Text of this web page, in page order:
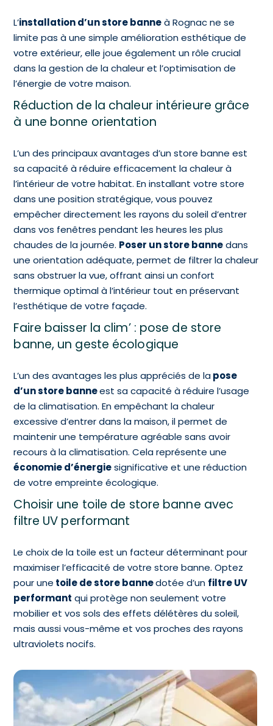
L’installation d’un store banneà Rognac ne se
limite pas à une simple amélioration esthétique de
votre extérieur, elle joue également un rôle crucial
dans la gestion de la chaleur et l’optimisation de
l’énergie de votre maison.
Réduction de la chaleur intérieure grâce
à une bonne orientation
L’un des principaux avantages d’un store banne est
sa capacité à réduire efficacement la chaleur à
l’intérieur de votre habitat. En installant votre store
dans une position stratégique, vous pouvez
empêcher directement les rayons du soleil d’entrer
dans vos fenêtres pendant les heures les plus
chaudes de la journée. Poser un store bannedans
une orientation adéquate, permet de filtrer la chaleur
sans obstruer la vue, offrant ainsi un confort
thermique optimal à l’intérieur tout en préservant
l’esthétique de votre façade.
Faire baisser la clim’ : pose de store
banne, un geste écologique
L’un des avantages les plus appréciés de lapose
d’un store banneest sa capacité à réduire l’usage
de la climatisation. En empêchant la chaleur
excessive d’entrer dans la maison, il permet de
maintenir une température agréable sans avoir
recours à la climatisation. Cela représente une
économie d’énergiesignificative et une réduction
de votre empreinte écologique.
Choisir une toile de store banne avec
filtre UV performant
Le choix de la toile est un facteur déterminant pour
maximiser l’efficacité de votre store banne. Optez
pour une toile de store bannedotée d’un filtre UV
performant qui protège non seulement votre
mobilier et vos sols des effets délétères du soleil,
mais aussi vous-même et vos proches des rayons
ultraviolets nocifs.